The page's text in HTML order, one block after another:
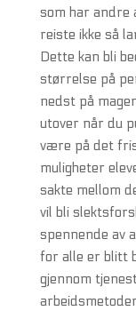
som har andre
reiste ikke så
Dette kan bli
størrelse på
nedst på
utover når du
være på det
muligheter
sakte mellom
vil bli
spennende av
for alle er blitt
gjennom